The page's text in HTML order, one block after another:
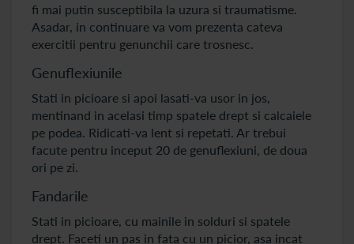
fi mai putin susceptibila la uzura si traumatisme.
Asadar, in continuare va vom prezenta cateva
exercitii pentru genunchii care trosnesc.
Genuflexiunile
Stati in picioare si apoi lasati-va usor in jos,
mentinand in acelasi timp spatele drept si calcaiele
pe podea. Ridicati-va lent si repetati. Ar trebui
facute pentru inceput 20 de genuflexiuni, de doua
ori pe zi.
Fandarile
Stati in picioare, cu mainile in solduri si spatele
drept. Faceti un pas in fata cu un picior, asa incat